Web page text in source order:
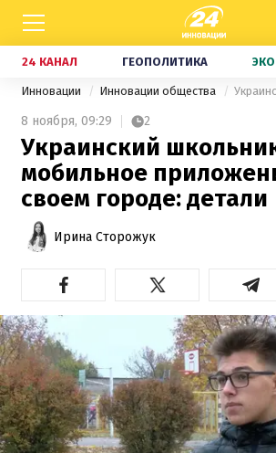
24 КАНАЛ ГЕОПОЛИТИКА
Инновации Инновации общества
8 ноября, 09:29 2
Украинский
мобильное
своем городе: детали
Ирина Сторожук